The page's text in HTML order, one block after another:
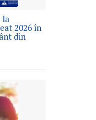
la
2026 în
din